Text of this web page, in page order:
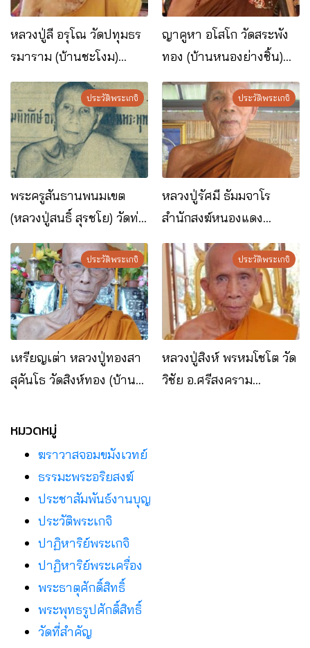
หลวงปู่ลี อรุโณ วัดปทุมธร
รมาราม (บ้านชะโงม)
อ.เมือง จ.นครพนม
ญาคูหา อโสโก วัดสระพัง
ทอง (บ้านหนองย่างชิ้น)
อ.เรณูนคร จ.นครพนม
ประวัติพระเกจิ
พระครูสันธานพนมเขต
(หลวงปู่สนธิ์ สุรชโย) วัดท่า
ดอกแก้วเหนือ อ.ท่าอุเทน
จ.นครพนม
ประวัติพระเกจิ
หลวงปู่รัศมี ธัมมจาโร
สำนักสงฆ์หนองแดง
อ.ปลาปาก จ.นครพนม
ประวัติพระเกจิ
เหรียญเต่า หลวงปู่ทองสา
สุคันโธ วัดสิงห์ทอง (บ้าน
จ.นครพนม
ประวัติพระเกจิ
หลวงปู่สิงห์ พรหมโชโต วัด
วิชัย อ.ศรีสงคราม
หมวดหมู่
ฆราวาสจอมขมังเวทย์
ธรรมะพระอริยสงฆ์
ประชาสัมพันธ์งานบุญ
ประวัติพระเกจิ
ปาฏิหาริย์พระเกจิ
ปาฏิหาริย์พระเครื่อง
พระธาตุศักดิ์สิทธิ์
พระพุทธรูปศักดิ์สิทธิ์
วัดที่สําคัญ